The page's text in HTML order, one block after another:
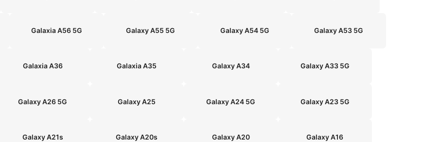
Galaxia A56 5G Galaxy A55 5G Galaxy A54 5G Galaxy A53 5G
Galaxia A36 Galaxia A35 Galaxy A34 Galaxy A33 5G
Galaxy A26 5G Galaxy A25 Galaxy A24 5G Galaxy A23 5G
Galaxy A21s Galaxy A20s Galaxy A20 Galaxy A16